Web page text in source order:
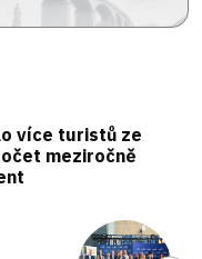
více turistů ze
meziročně